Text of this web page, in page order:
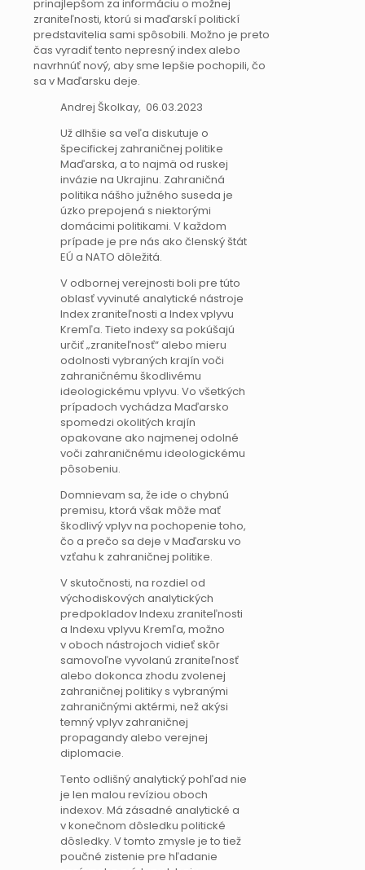
prinajlepšom za informáciu o možnej
zraniteľnosti, ktorú si maďarskí politickí
predstavitelia sami spôsobili. Možno je preto
čas vyradiť tento nepresný index alebo
navrhnúť nový, aby sme lepšie pochopili, čo
sa v Maďarsku deje.
Andrej Školkay, 06.03.2023
Už dlhšie sa veľa diskutuje o
špecifickej zahraničnej politike
Maďarska, a to najmä od ruskej
invázie na Ukrajinu. Zahraničná
politika nášho južného suseda je
úzko prepojená s niektorými
domácimi politikami. V každom
prípade je pre nás ako členský štát
EÚ a NATO dôležitá.
V odbornej verejnosti boli pre túto
oblasť vyvinuté analytické nástroje
Index zraniteľnosti a Index vplyvu
Kremľa. Tieto indexy sa pokúšajú
určiť „zraniteľnosť“ alebo mieru
odolnosti vybraných krajín voči
zahraničnému škodlivému
ideologickému vplyvu. Vo všetkých
prípadoch vychádza Maďarsko
spomedzi okolitých krajín
opakovane ako najmenej odolné
voči zahraničnému ideologickému
pôsobeniu.
Domnievam sa, že ide o chybnú
premisu, ktorá však môže mať
škodlivý vplyv na pochopenie toho,
čo a prečo sa deje v Maďarsku vo
vzťahu k zahraničnej politike.
V skutočnosti, na rozdiel od
východiskových analytických
predpokladov Indexu zraniteľnosti
a Indexu vplyvu Kremľa, možno
v oboch nástrojoch vidieť skôr
samovoľne vyvolanú zraniteľnosť
alebo dokonca zhodu zvolenej
zahraničnej politiky s vybranými
zahraničnými aktérmi, než akýsi
temný vplyv zahraničnej
propagandy alebo verejnej
diplomacie.
Tento odlišný analytický pohľad nie
je len malou revíziou oboch
indexov. Má zásadné analytické a
v konečnom dôsledku politické
dôsledky. V tomto zmysle je to tiež
poučné zistenie pre hľadanie